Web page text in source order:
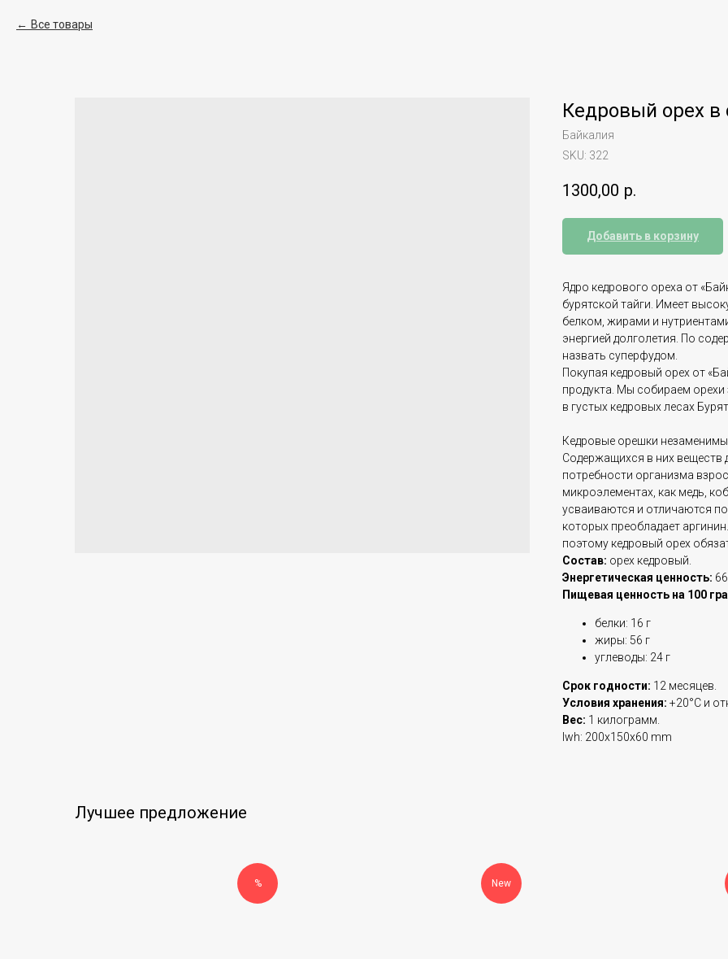
Все товары
Кедровый орех в
Байкалия
SKU: 322
1300,00 р.
Добавить в корзину
Ядро кедрового ореха от
бурятской тайги. Имеет
белком, жирами и
энергией долголетия. По
назвать суперфудом.
Покупая кедровый орех от
продукта. Мы собираем
в густых кедровых лесах
Кедровые орешки
Содержащихся в них веществ
потребности организма
микроэлементах, как медь,
усваиваются и отличаются
которых преобладает
поэтому кедровый орех
Состав: орех кедровый.
Энергетическая ценность:
Пищевая ценность на 100
белки: 16 г
жиры: 56 г
углеводы: 24 г
Срок годности: 12 месяцев.
Условия хранения: +20°С и
Вес: 1 килограмм.
lwh: 200x150x60 mm
Лучшее предложение
% New